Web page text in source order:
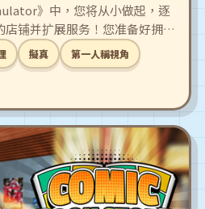
》中，您将从小做起，逐
铺并扩展服务！您准备好拥有
？
擬真 第一人稱視角